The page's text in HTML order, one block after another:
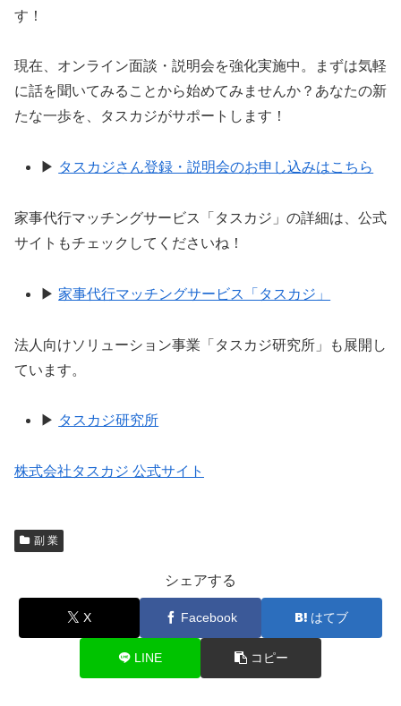
す！
現在、オンライン面談・説明会を強化実施中。まずは気軽
に話を聞いてみることから始めてみませんか？あなたの新
たな一歩を、タスカジがサポートします！
▶ タスカジさん登録・説明会のお申し込みはこちら
家事代行マッチングサービス「タスカジ」の詳細は、公式
サイトもチェックしてくださいね！
▶家事代行マッチングサービス「タスカジ」
法人向けソリューション事業「タスカジ研究所」も展開し
ています。
▶ タスカジ研究所
株式会社タスカジ 公式サイト
副 業
シェアする
X Facebook はてブ
LINE コピー